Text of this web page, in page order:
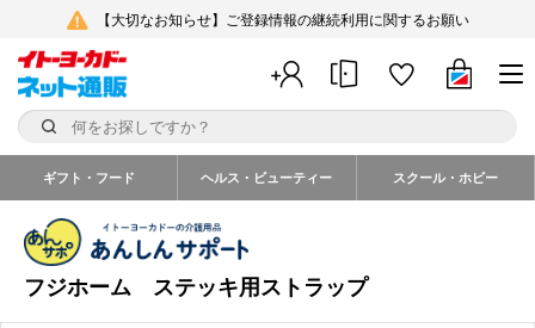
【大切なお知らせ】ご登録情報の継続利用に関するお願い
ギフト・フード ヘルス・ビューティー スクール・ホビー
フジホーム ステッキ用ストラップ